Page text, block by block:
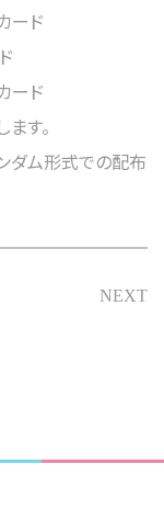
ード
ード
す。
ダム形式での配布
NEXT